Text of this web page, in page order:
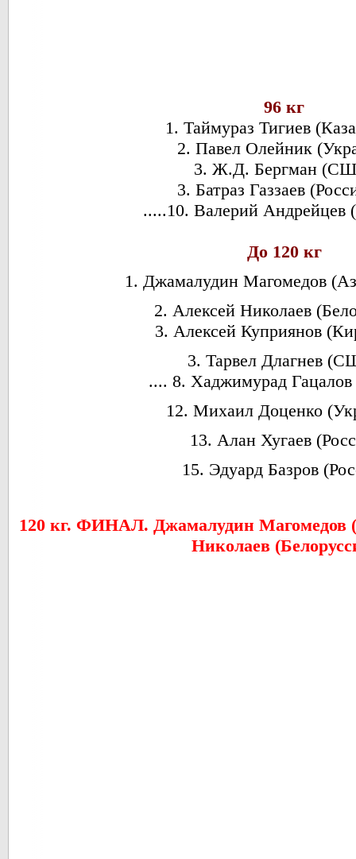
96 кг
1. Таймураз Тигиев
2. Павел Олейник
3. Ж.Д. Бергман
3. Батраз Газзаев
.....10. Валерий Андрейцев
До 120 кг
1. Джамалудин Магомедов
2. Алексей Николаев
3. Алексей Куприянов
3. Тарвел Длагнев
.... 8. Хаджимурад Гацалов
12. Михаил Доценко
13. Алан Хугаев
15. Эдуард Базров
120 кг. ФИНАЛ. Джамалудин Магомедов
Николаев